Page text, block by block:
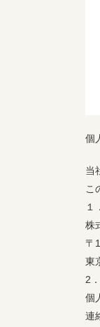
個
当
こ
１
株
〒
東
2
個
連